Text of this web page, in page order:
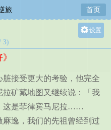
旅 首页
设置
中
3)
接受更大的考验，他完全
矿藏地图又继续说：「我
这是菲律宾马尼拉……
逸，我们的先祖曾经到过